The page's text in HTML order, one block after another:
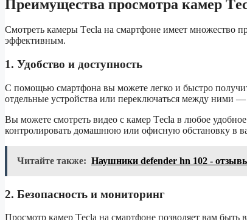
Преимущества просмотра камер
Смотреть камеры Tесla на смартфоне имеет множество
эффективным.
1. Удобство и доступность
С помощью смартфона вы можете легко и быстро
отдельные устройства или переключаться между ними
Вы можете смотреть видео с камер Tесla в любое
контролировать домашнюю или офисную обстановку в
Читайте также: Наушники defender hn 102 -
2. Безопасность и мониторинг
Просмотр камер Tесla на смартфоне позволяет вам